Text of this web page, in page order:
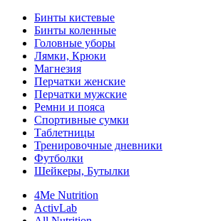
Бинты кистевые
Бинты коленные
Головные уборы
Лямки, Крюки
Магнезия
Перчатки женские
Перчатки мужские
Ремни и пояса
Спортивные сумки
Таблетницы
Тренировочные дневники
Футболки
Шейкеры, Бутылки
4Me Nutrition
ActivLab